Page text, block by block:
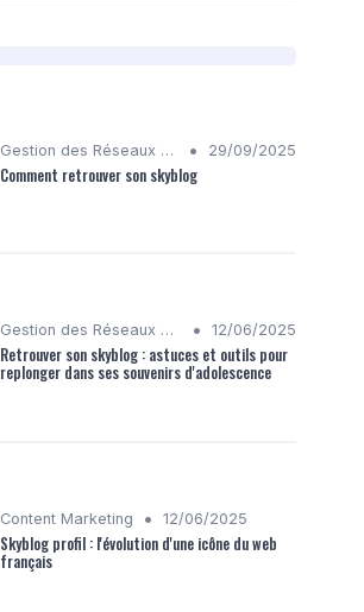
Gestion des Réseaux Sociaux • 29/09/2025
Comment retrouver son skyblog
Gestion des Réseaux Sociaux • 12/06/2025
Retrouver son skyblog : astuces et outils pour
replonger dans ses souvenirs d'adolescence
Content Marketing • 12/06/2025
Skyblog profil : l'évolution d'une icône du web
français